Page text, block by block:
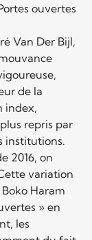
ouvertes
Van Der Bijl,
de la
index,
repris par
institutions.
2016, on
variation
Haram
» en
les